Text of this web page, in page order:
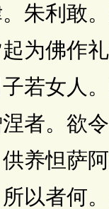
朱利敢
为佛作
若女人
者。欲
养怛萨
以者何